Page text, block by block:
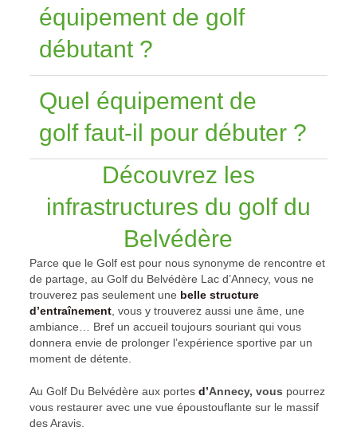
équipement de golf
débutant ?
Quel équipement de
golf faut-il pour débuter ?
Découvrez les
infrastructures du golf du
Belvédère
Parce que le Golf est pour nous synonyme de rencontre et
de partage, au Golf du Belvédère Lac d’Annecy, vous ne
trouverez pas seulement une belle structure
d’entraînement, vous y trouverez aussi une âme, une
ambiance… Bref un accueil toujours souriant qui vous
donnera envie de prolonger l’expérience sportive par un
moment de détente.
Au Golf Du Belvédère aux portes d’Annecy, vous pourrez
vous restaurer avec une vue époustouflante sur le massif
des Aravis.